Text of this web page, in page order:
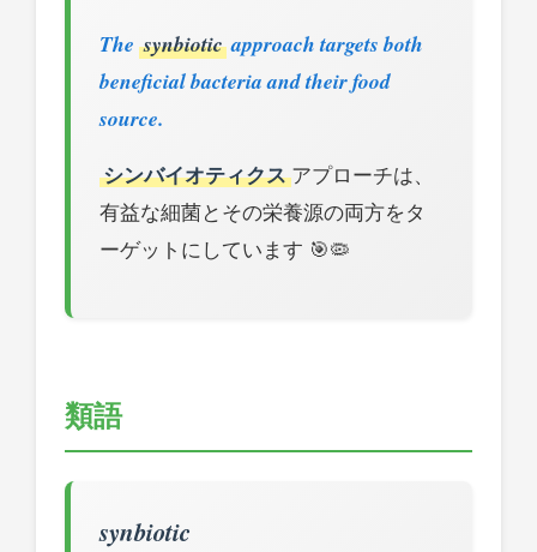
The synbiotic approach targets both
beneficial bacteria and their food
source.
シンバイオティクスアプローチは、
有益な細菌とその栄養源の両方をタ
ーゲットにしています 🎯🦠
類語
synbiotic